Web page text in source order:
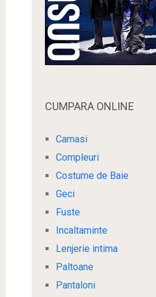
CUMPARA ONLINE
Camasi
Compleuri
Costume de Baie
Geci
Fuste
Incaltaminte
Lenjerie intima
Paltoane
Pantaloni